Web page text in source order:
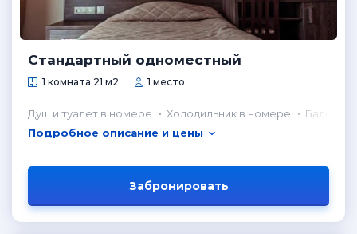
Стандартный одноместный
1 комната 21 м2 1 место
Душ и туалет в номере Холодильник в номере
Балкон
Подробное описание и цены
Забронировать